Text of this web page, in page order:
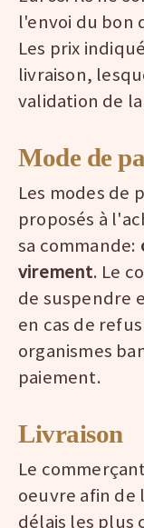
l'envoi du bon
Les prix
livraison,
validation de
Mode de
Les modes de
proposés à
sa commande:
virement. Le
de suspendre
en cas de
organismes
paiement.
Livraison
Le
oeuvre afin de
délais les plus